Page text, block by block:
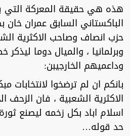
هذه هي حقيقة المعركة التي
الباكستاني السابق عمران خان
حزب انصاف وصاحب الاكثرية
وبرلمانيا ، والميال دوما ليذكر
وداعميهم الخارجيبن:
بانكم ان لم ترضخوا
الاكثرية الشعبية ، فان الزحف
اسلام اباد بكل زخمه ليصنع
حد قوله…